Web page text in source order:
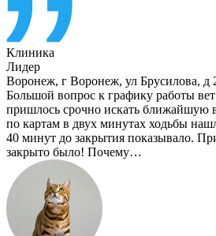
Клиника
Лидер
Воронеж, г Воронеж, ул Брусилова, д
Большой вопрос к графику работы
пришлось срочно искать ближайшую
по картам в двух минутах ходьбы
40 минут до закрытия показывало.
закрыто было! Почему…